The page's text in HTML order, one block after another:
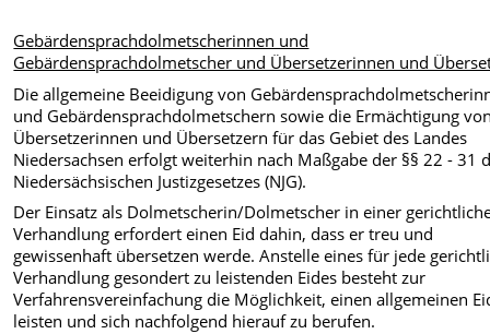
Gebärdensprachdolmetscherinnen und
Gebärdensprachdolmetscher und Übersetzerinnen und
Die allgemeine Beeidigung von
und Gebärdensprachdolmetschern sowie die Ermächtigung
Übersetzerinnen und Übersetzern für das Gebiet des Landes
Niedersachsen erfolgt weiterhin nach Maßgabe der §§ 22 - 31
Niedersächsischen Justizgesetzes (NJG).
Der Einsatz als Dolmetscherin/Dolmetscher in einer
Verhandlung erfordert einen Eid dahin, dass er treu und
gewissenhaft übersetzen werde. Anstelle eines für jede
Verhandlung gesondert zu leistenden Eides besteht zur
Verfahrensvereinfachung die Möglichkeit, einen allgemeinen
leisten und sich nachfolgend hierauf zu berufen.